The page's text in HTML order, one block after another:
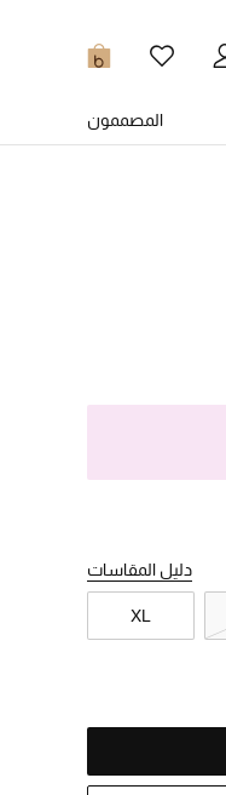
0
المصممون
دليل المقاسات
XL